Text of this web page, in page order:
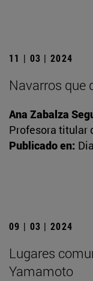
11 | 03 | 2024
Navarros que
Ana Zabalza
Profesora titular
Publicado en:
09 | 03 | 2024
Lugares
Yamamoto